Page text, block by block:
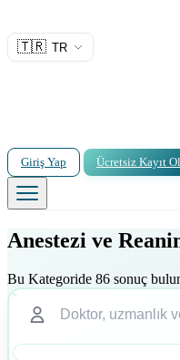
🇹🇷 TR
Giriş Yap Ücretsiz Kayıt Ol
Anestezi ve
Bu Kategoride 86 sonuç